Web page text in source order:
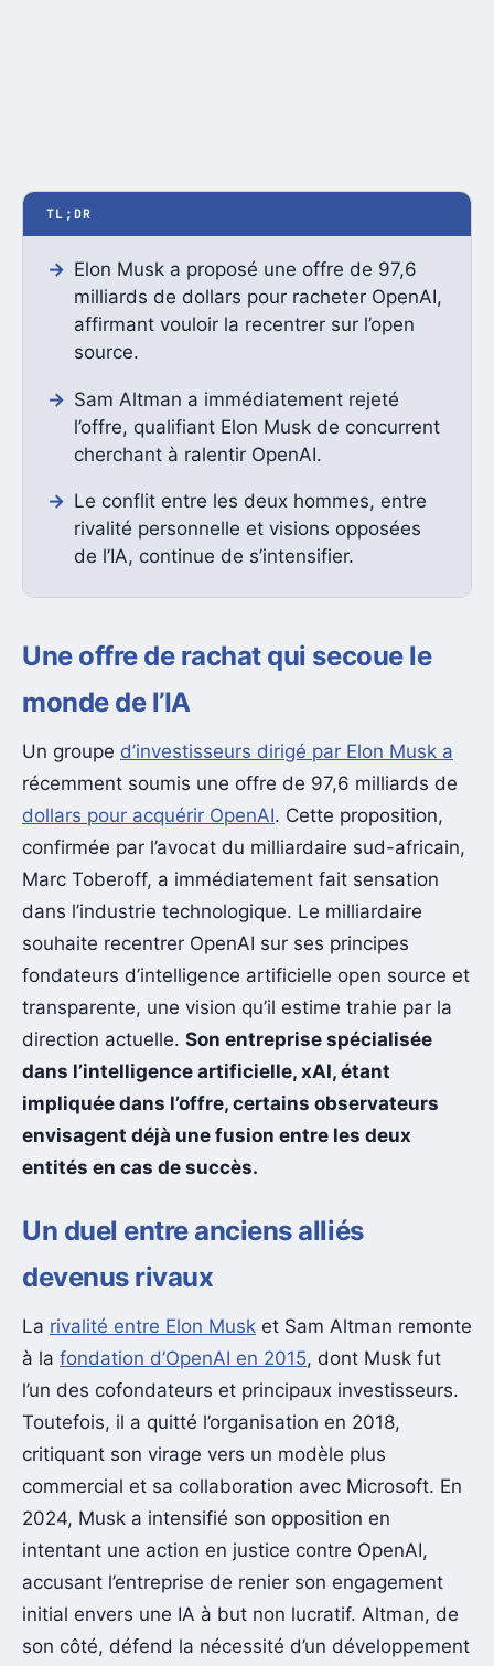
TL;DR
Elon Musk a proposé une offre de 97,6
milliards de dollars pour racheter OpenAI,
affirmant vouloir la recentrer sur l’open
source.
Sam Altman a immédiatement rejeté
l’offre, qualifiant Elon Musk de concurrent
cherchant à ralentir OpenAI.
Le conflit entre les deux hommes, entre
rivalité personnelle et visions opposées
de l’IA, continue de s’intensifier.
Une offre de rachat qui secoue le
monde de l’IA
Un groupe d’investisseurs dirigé par Elon Musk a
récemment soumis une offre de 97,6 milliards de
dollars pour acquérir OpenAI. Cette proposition,
confirmée par l’avocat du milliardaire sud-africain,
Marc Toberoff, a immédiatement fait sensation
dans l’industrie technologique. Le milliardaire
souhaite recentrer OpenAI sur ses principes
fondateurs d’intelligence artificielle open source et
transparente, une vision qu’il estime trahie par la
direction actuelle. Son entreprise spécialisée
dans l’intelligence artificielle, xAI, étant
impliquée dans l’offre, certains observateurs
envisagent déjà une fusion entre les deux
entités en cas de succès.
Un duel entre anciens alliés
devenus rivaux
La rivalité entre Elon Musk et Sam Altman remonte
à la fondation d’OpenAI en 2015, dont Musk fut
l’un des cofondateurs et principaux investisseurs.
Toutefois, il a quitté l’organisation en 2018,
critiquant son virage vers un modèle plus
commercial et sa collaboration avec Microsoft. En
2024, Musk a intensifié son opposition en
intentant une action en justice contre OpenAI,
accusant l’entreprise de renier son engagement
initial envers une IA à but non lucratif. Altman, de
son côté, défend la nécessité d’un développement